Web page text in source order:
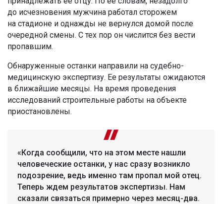
до исчезновения мужчина работал сторожем
на стадионе и однажды не вернулся домой после
очередной смены. С тех пор он числится без вести
пропавшим.
Обнаруженные останки направили на судебно-
медицинскую экспертизу. Ее результаты ожидаются
в ближайшие месяцы. На время проведения
исследований строительные работы на объекте
приостановлены.
«Когда сообщили, что на этом месте нашли
человеческие останки, у нас сразу возникло
подозрение, ведь именно там пропал мой отец.
Теперь ждем результатов экспертизы. Нам
сказали связаться примерно через месяц-два.